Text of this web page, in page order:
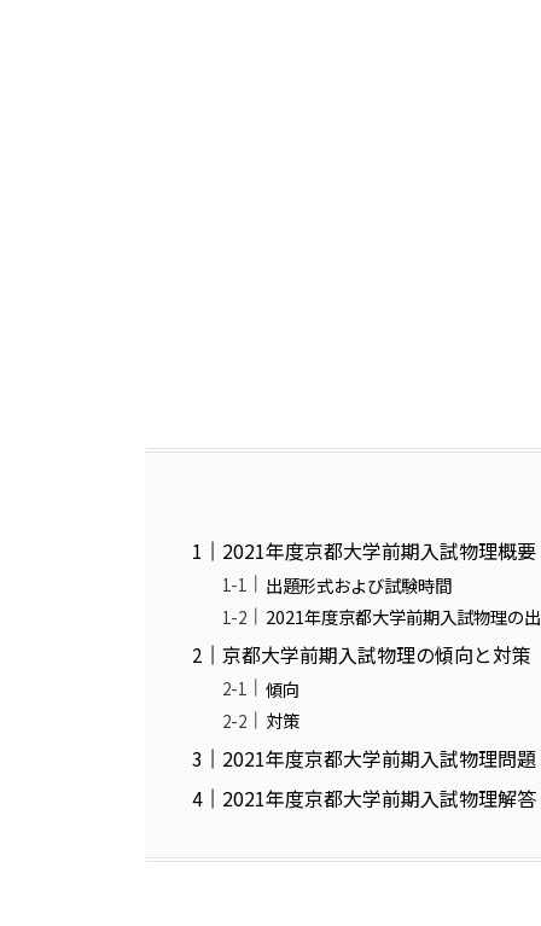
2021年度京都大学前期入試物理概要
出題形式および試験時間
2021年度京都大学前期入試物理の
京都大学前期入試物理の傾向と対策
傾向
対策
2021年度京都大学前期入試物理問題
2021年度京都大学前期入試物理解答